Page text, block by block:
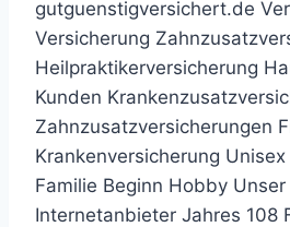
gutguenstigversichert.de
Versicherung
Heilpraktikerversicherung
Kunden
Zahnzusatzversicherungen
Krankenversicherung
Familie Beginn Hobby Unser
Internetanbieter Jahres 108